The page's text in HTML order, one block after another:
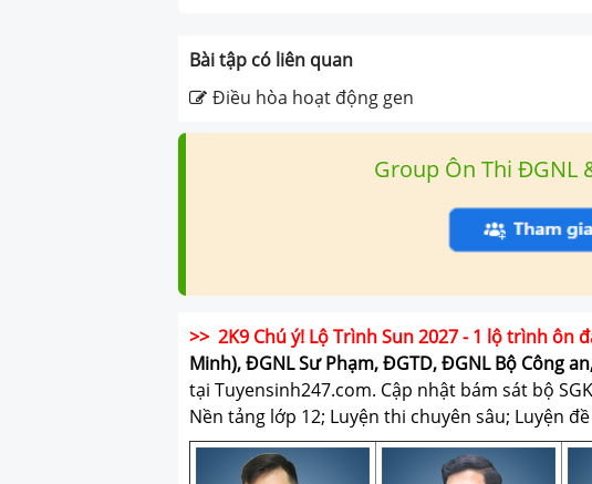
Bài tập có liên quan
Điều hòa hoạt động gen
Group Ôn Thi ĐGNL
>> 2K9 Chú ý! Lộ Trình Sun 2027 - 1 lộ trình ôn
Minh), ĐGNL Sư Phạm, ĐGTD, ĐGNL Bộ Công
tại Tuyensinh247.com. Cập nhật bám sát bộ
Nền tảng lớp 12; Luyện thi chuyên sâu; Luyện